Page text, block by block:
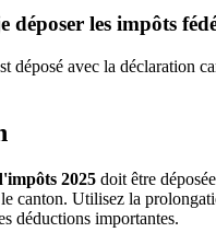
déposer les impôts
déposé avec la déclaration
2025 doit être
canton. Utilisez la
déductions importantes.